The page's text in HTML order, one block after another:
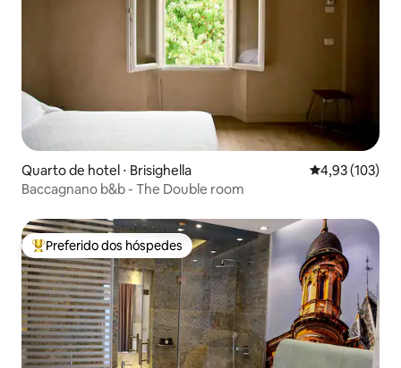
Quarto de hotel ⋅ Brisighella 4,93 de uma
4,93 (103)
Baccagnano b&b - The Double room
Entre os melhores preferidos dos hóspedes
Preferido dos hóspedes